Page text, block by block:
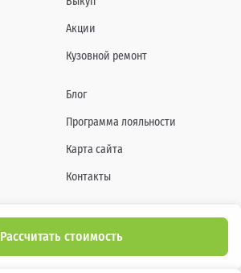
Рассчитать стоимость
Акции
Кузовной ремонт
Блог
Программа лояльности
Карта сайта
Контакты